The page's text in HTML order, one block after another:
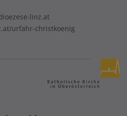
linz.at
urfahr-christkoenig